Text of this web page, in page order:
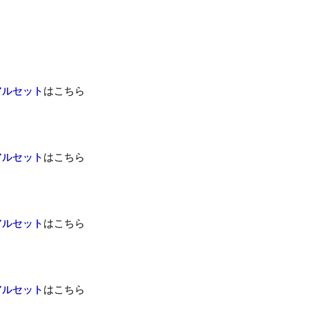
セット はこちら
セット はこちら
セット はこちら
セット はこちら